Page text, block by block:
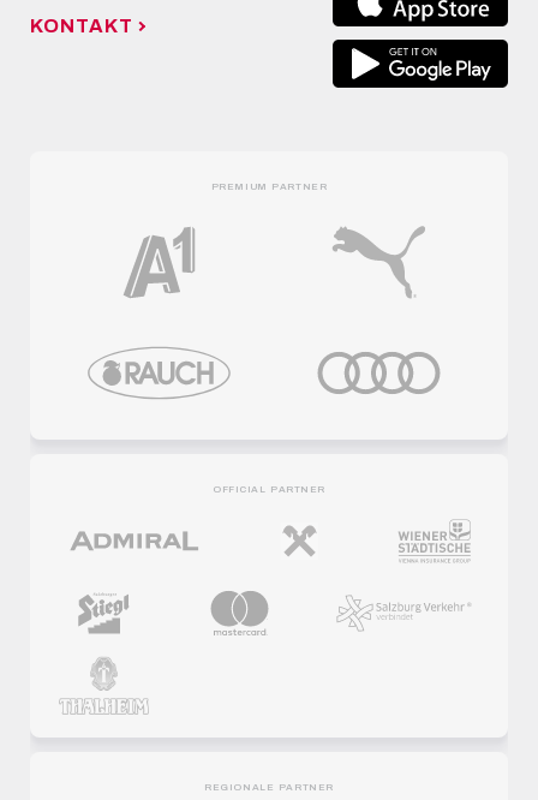
KONTAKT
PREMIUM PARTNER
OFFICIAL PARTNER
REGIONALE PARTNER